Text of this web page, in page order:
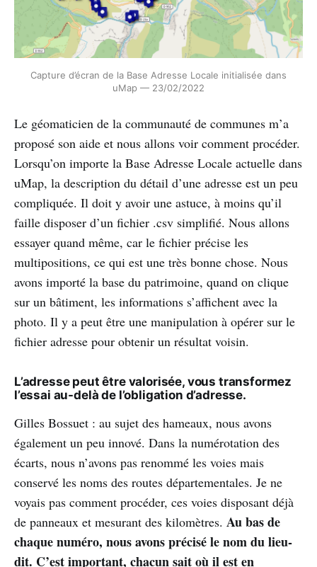
Capture d’écran de la Base Adresse Locale initialisée dans
uMap — 23/02/2022
Le géomaticien de la communauté de communes m’a
proposé son aide et nous allons voir comment procéder.
Lorsqu’on importe la Base Adresse Locale actuelle dans
uMap, la description du détail d’une adresse est un peu
compliquée. Il doit y avoir une astuce, à moins qu’il
faille disposer d’un fichier .csv simplifié. Nous allons
essayer quand même, car le fichier précise les
multipositions, ce qui est une très bonne chose. Nous
avons importé la base du patrimoine, quand on clique
sur un bâtiment, les informations s’affichent avec la
photo. Il y a peut être une manipulation à opérer sur le
fichier adresse pour obtenir un résultat voisin.
L’adresse peut être valorisée, vous transformez
l’essai au-delà de l’obligation d’adresse.
Gilles Bossuet : au sujet des hameaux, nous avons
également un peu innové. Dans la numérotation des
écarts, nous n’avons pas renommé les voies mais
conservé les noms des routes départementales. Je ne
voyais pas comment procéder, ces voies disposant déjà
de panneaux et mesurant des kilomètres. Au bas de
chaque numéro, nous avons précisé le nom du lieu-
dit. C’est important, chacun sait où il est en